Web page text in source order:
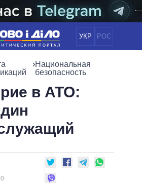
УКР РОС
НОВОСТИ
ПОЛИТИКА
МИР
ОБЕЩАНИЯ
ПОЛИТИКИ
ВИДЕО
›Национальная
безопасность
в АТО: